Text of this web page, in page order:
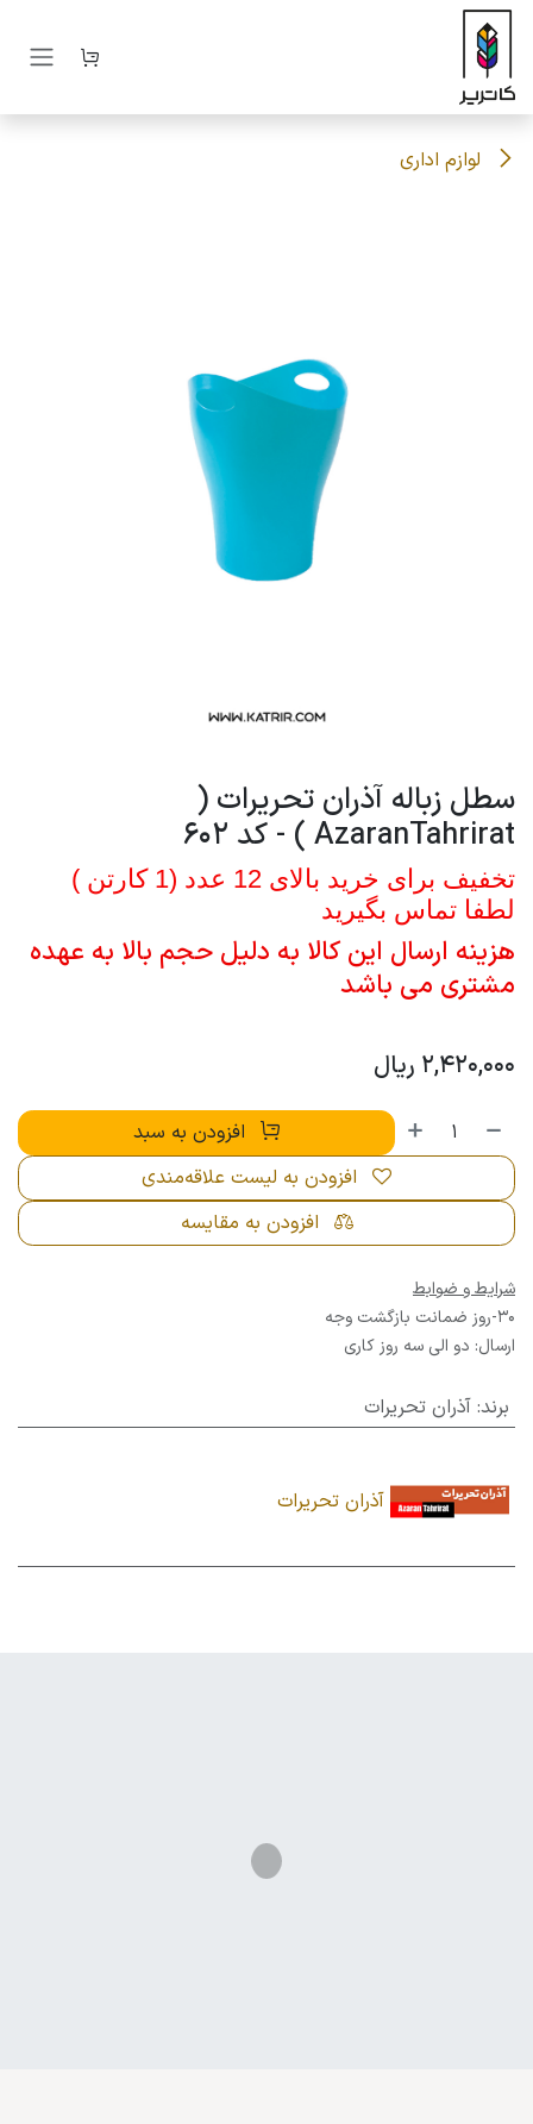
صرف نظر و مشاهده محتوا
لوازم اداری
سطل زباله آذران تحریرات (
AzaranTahrirat ) - کد 602
تخفیف برای خرید بالای 12 عدد (1 کارتن )
لطفا تماس بگیرید
هزینه ارسال این کالا به دلیل حجم بالا به عهده
مشتری می باشد
2,420,000 ریال
افزودن به سبد
افزودن به مقایسه
افزودن به لیست علاقه‌مندی
شرایط و ضوابط
30-روز ضمانت بازگشت وجه
ارسال: دو الی سه روز کاری
برند: آذران تحریرات
آذران تحریرات